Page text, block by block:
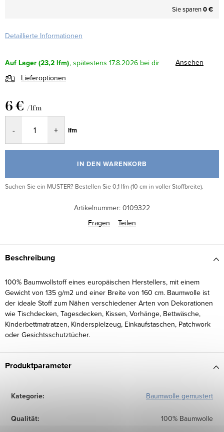
Sie sparen0 €
Detaillierte Informationen
Auf Lager (23,2 lfm) 17.8.2026
Ansehen
Lieferoptionen
6 € / lfm
lfm
IN DEN WARENKORB
Suchen Sie ein MUSTER? Bestellen Sie 0,1 lfm (10 cm in voller Stoffbreite).
Artikelnummer: 0109322
Fragen
Teilen
Beschreibung
100% Baumwollstoff eines europäischen Herstellers, mit einem
Gewicht von 135 g/m2 und einer Breite von 160 cm. Baumwolle ist
der ideale Stoff zum Nähen verschiedener Arten von Dekorationen
wie Tischdecken, Tagesdecken, Kissen, Vorhänge, Bettwäsche,
Kinderbettmatratzen, Kinderspielzeug, Einkaufstaschen, Patchwork
oder Gesichtsschutztücher.
Produktparameter
Kategorie: Baumwolle gemustert
Qualität: 100% Baumwolle